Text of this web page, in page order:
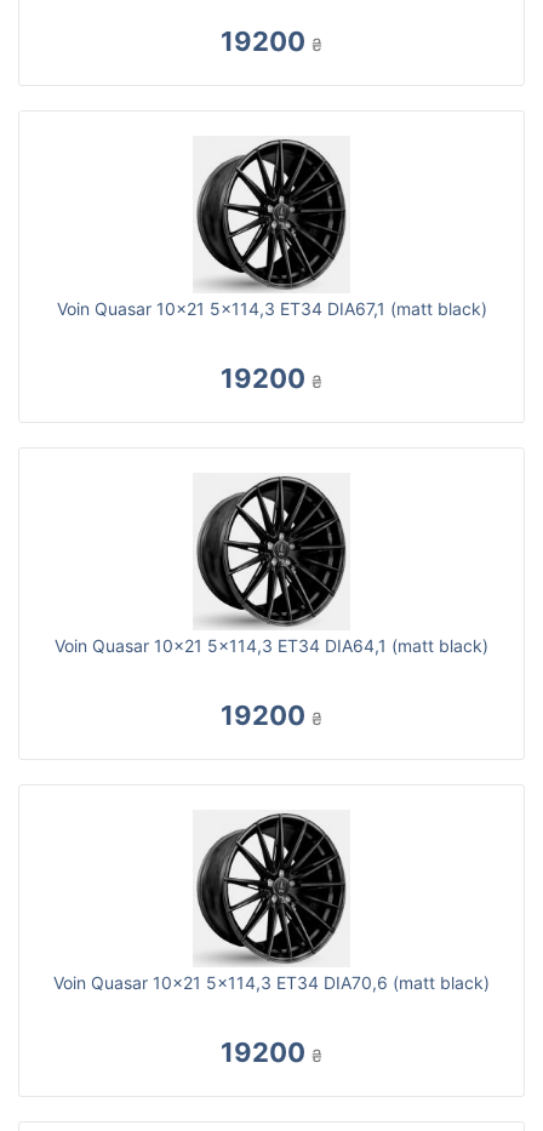
19200 ₴
Voin Quasar 10x21 5x114,3 ET34 DIA67,1 (matt black)
19200 ₴
Voin Quasar 10x21 5x114,3 ET34 DIA64,1 (matt black)
19200 ₴
Voin Quasar 10x21 5x114,3 ET34 DIA70,6 (matt black)
19200 ₴